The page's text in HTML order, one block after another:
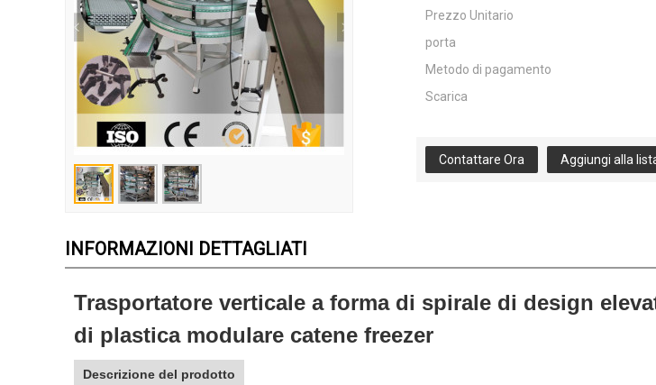
Prezzo Unitario
porta
Metodo di pagamento
Scarica
Contattare Ora Aggiungi alla
INFORMAZIONI DETTAGLIATI
Trasportatore verticale a forma di spirale di design
di plastica modulare catene freezer
Descrizione del prodotto